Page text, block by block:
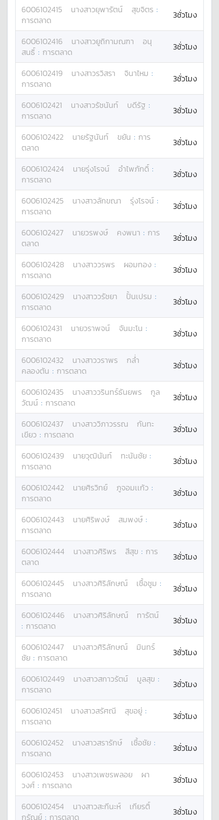
6006102415 นางสาวยุพารัตน์ สุขจิตร :
การตลาด
3ชั่วโมง
6006102416 นางสาวยูถิกามณฑา
อนุ
สนธิ์ : การตลาด 3ชั่วโมง
6006102419 นางสาวรวิสรา จินาไหม :
การตลาด
3ชั่วโมง
6006102421 นางสาวรัชนันท์ บดีรัฐ :
การตลาด
3ชั่วโมง
6006102422 นายรัฐนันท์ ขยัน : การ
ตลาด
3ชั่วโมง
6006102424 นายรุ่งโรจน์ อำไพภักดิ์ :
การตลาด
3ชั่วโมง
6006102425 นางสาวลักขณา รุ่งโรจน์ :
การตลาด
3ชั่วโมง
6006102427 นายวรพงษ์ คงพนา : การ
ตลาด
3ชั่วโมง
6006102428 นางสาววรพร ผอมทอง :
การตลาด
3ชั่วโมง
6006102429 นางสาววรัชยา ปั้นเปรม :
การตลาด
3ชั่วโมง
6006102431 นายวราพจน์ จันมะโน :
การตลาด
3ชั่วโมง
6006102432 นางสาววราพร
กล่ำ
คลองตัน : การตลาด 3ชั่วโมง
6006102435 นางสาววรินทร์ธันยพร
กูล
วัฒน์ : การตลาด 3ชั่วโมง
6006102437 นางสาววิภาวรรณ
กันทะ
เขียว : การตลาด 3ชั่วโมง
6006102439 นายวุฒินันท์ ทะนันชัย :
การตลาด
3ชั่วโมง
6006102442 นายศิรวิทย์ ภูจอมเเก้ว :
การตลาด
3ชั่วโมง
6006102443 นายศิริพงษ์ สมพงษ์ :
การตลาด
3ชั่วโมง
6006102444 นางสาวศิริพร สีสุข : การ
ตลาด
3ชั่วโมง
6006102445 นางสาวศิริลักษณ์ เชื้อชูม :
การตลาด
3ชั่วโมง
6006102446 นางสาวศิริลักษณ์
ทารัตน์
: การตลาด 3ชั่วโมง
6006102447 นางสาวศิริลักษณ์
มินทร์
ชัย : การตลาด 3ชั่วโมง
6006102449 นางสาวสกาวรัตน์ มูลสุข :
การตลาด
3ชั่วโมง
6006102451 นางสาวสรัศณี สุขอยู่ :
การตลาด
3ชั่วโมง
6006102452 นางสาวสรารักษ์ เชื้อชัย :
การตลาด
3ชั่วโมง
6006102453 นางสาวเพชรพลอย
ผา
วงศ์ : การตลาด 3ชั่วโมง
6006102454 นางสาวสะกีนะห์
เกียรติ์
กรัณย์ : การตลาด 3ชั่วโมง